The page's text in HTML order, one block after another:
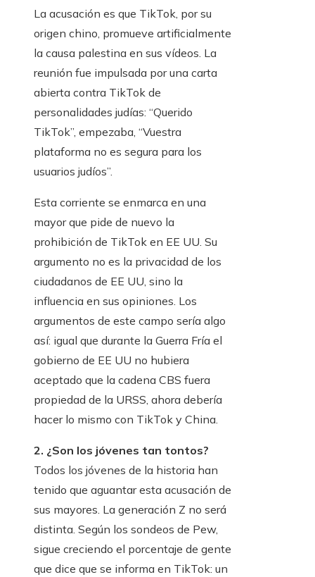
La acusación es que TikTok, por su
origen chino, promueve artificialmente
la causa palestina en sus vídeos. La
reunión fue impulsada por una carta
abierta contra TikTok de
personalidades judías: “Querido
TikTok”, empezaba, “Vuestra
plataforma no es segura para los
usuarios judíos”.
Esta corriente se enmarca en una
mayor que pide de nuevo la
prohibición de TikTok en EE UU. Su
argumento no es la privacidad de los
ciudadanos de EE UU, sino la
influencia en sus opiniones. Los
argumentos de este campo sería algo
así: igual que durante la Guerra Fría el
gobierno de EE UU no hubiera
aceptado que la cadena CBS fuera
propiedad de la URSS, ahora debería
hacer lo mismo con TikTok y China.
2. ¿Son los jóvenes tan tontos?
Todos los jóvenes de la historia han
tenido que aguantar esta acusación de
sus mayores. La generación Z no será
distinta. Según los sondeos de Pew,
sigue creciendo el porcentaje de gente
que dice que se informa en TikTok: un